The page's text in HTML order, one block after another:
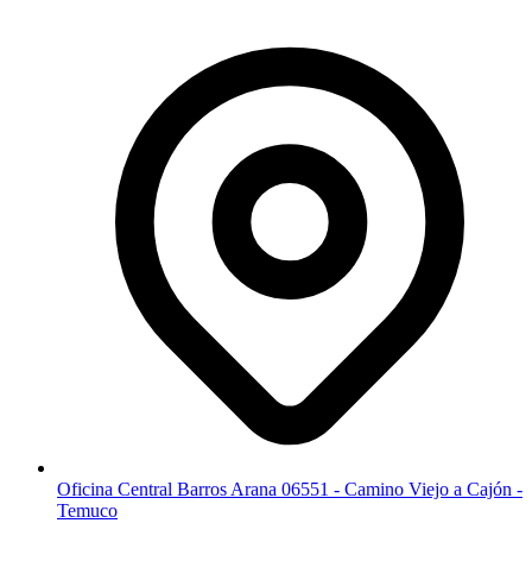
Oficina Central Barros Arana 06551 - Camino Viejo a Cajón -
Temuco